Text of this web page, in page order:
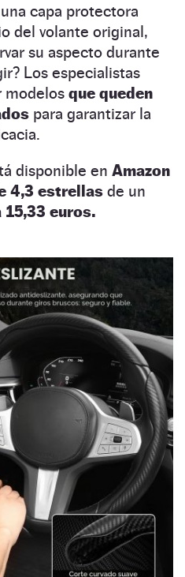
capa protectora
del volante original,
su aspecto durante
Los especialistas
modelos que queden
para garantizar la
disponible en Amazon
4,3 estrellas de un
euros.